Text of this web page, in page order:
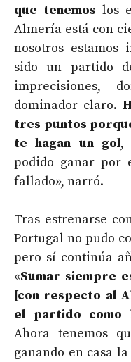
que tenemos los
Almería está con
nosotros
sido un partido
imprecisiones,
dominador claro.
tres puntos
te hagan un gol,
podido ganar por
fallado», narró.
Tras estrenarse
Portugal no pudo
pero sí continúa
«Sumar siempre
[con respecto al
el partido como
Ahora tenemos
ganando en casa